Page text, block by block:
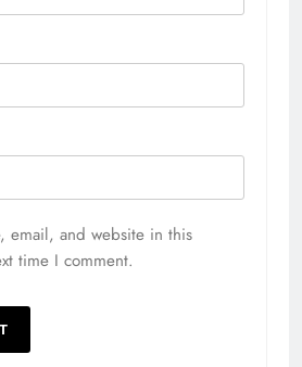
email, and website in this
time I comment.